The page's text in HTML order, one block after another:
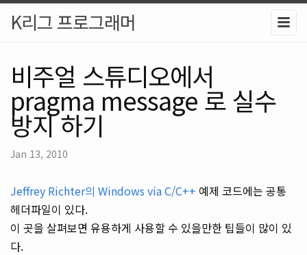
K리그 프로그래머
비주얼 스튜디오에서
pragma message 로 실수
방지 하기
Jan 13, 2010
Jeffrey Richter의 Windows via C/C++ 예제 코드에는 공통
헤더파일이 있다.
이 곳을 살펴보면 유용하게 사용할 수 있을만한 팁들이 많이 있
다.